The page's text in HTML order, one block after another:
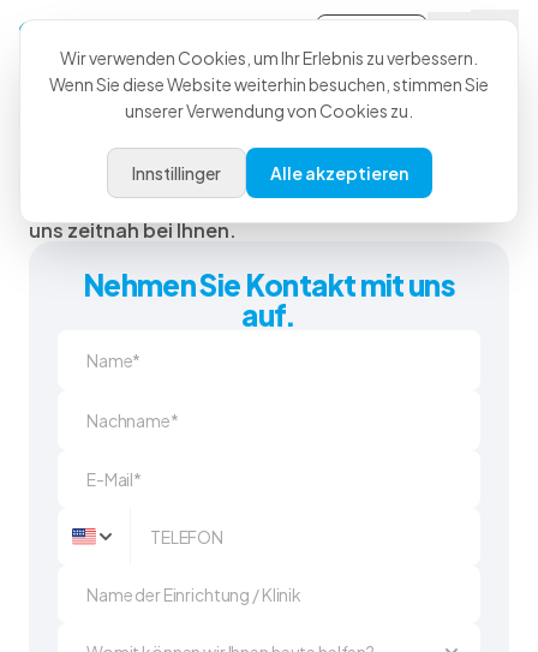
Wir freuen uns auf Ihre Nachricht. Nutzen Sie das
Formular, um uns Fragen oder Kommentare zu
uns zeitnah bei Ihnen.
Nehmen Sie Kontakt mit uns
auf.
Wir verwenden Cookies, um Ihr Erlebnis zu verbessern.
Wenn Sie diese Website weiterhin besuchen, stimmen Sie
unserer Verwendung von Cookies zu.
Innstillinger Alle akzeptieren